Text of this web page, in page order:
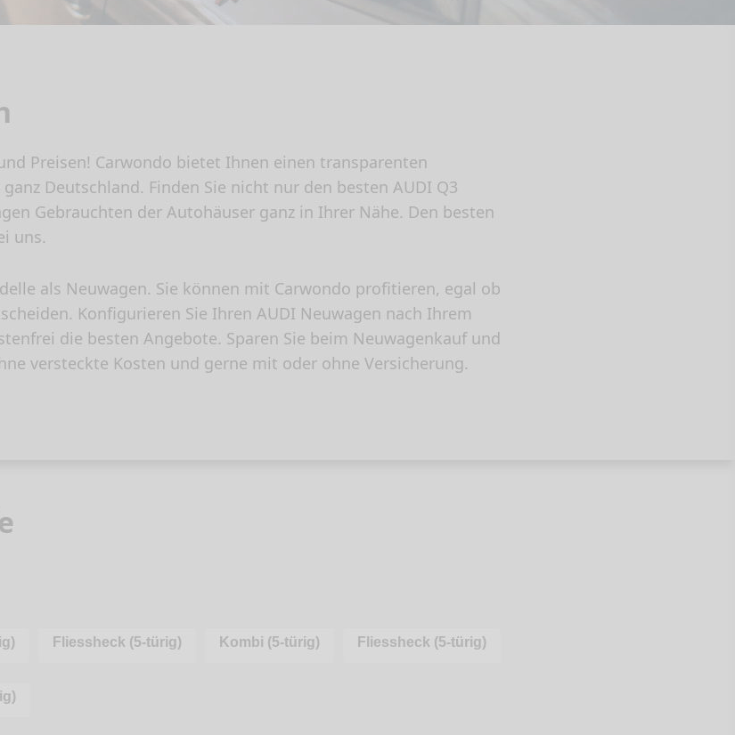
Preisen! Carwondo bietet Ihnen einen transparenten
Deutschland. Finden Sie nicht nur den besten AUDI Q3
Gebrauchten der Autohäuser ganz in Ihrer Nähe. Den besten
uns.
als Neuwagen. Sie können mit Carwondo profitieren, egal ob
Konfigurieren Sie Ihren AUDI Neuwagen nach Ihrem
die besten Angebote. Sparen Sie beim Neuwagenkauf und
versteckte Kosten und gerne mit oder ohne Versicherung.
Fliessheck (5-türig) Kombi (5-türig) Fliessheck (5-türig)